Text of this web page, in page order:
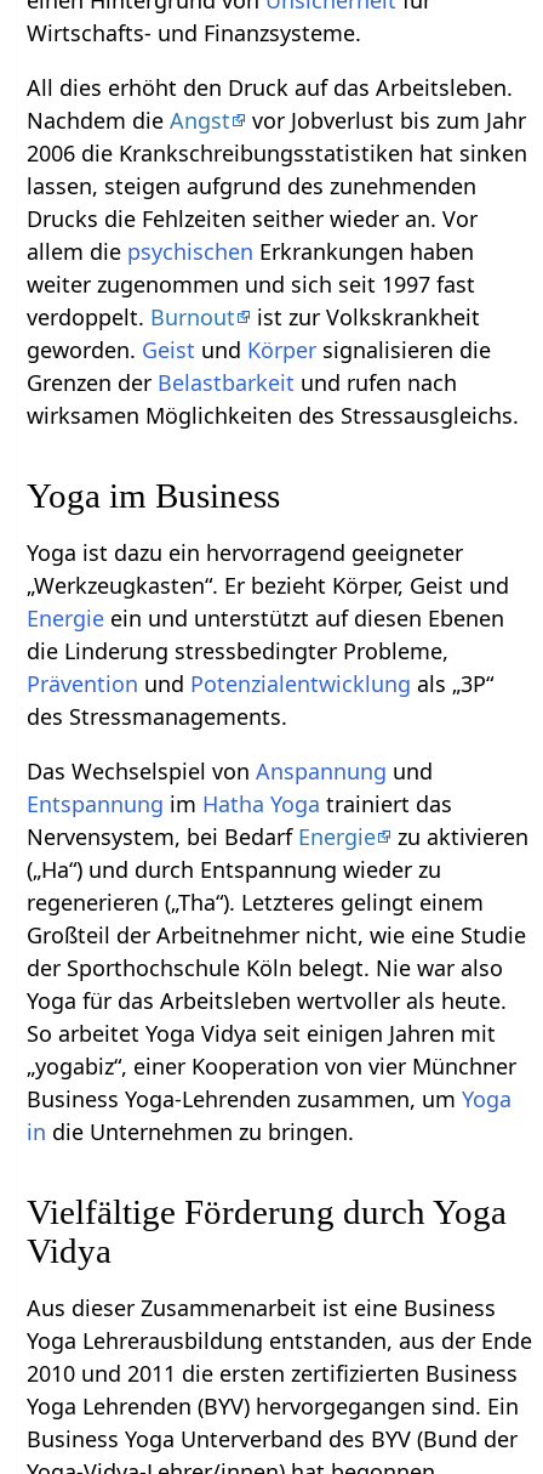
Wirtschafts- und Finanzsysteme.
All dies erhöht den Druck auf das Arbeitsleben.
Nachdem dieAngst
vor Jobverlust bis zum Jahr
2006 die Krankschreibungsstatistiken hat sinken
lassen, steigen aufgrund des zunehmenden
Drucks die Fehlzeiten seither wieder an. Vor
allem die psychischen Erkrankungen haben
weiter zugenommen und sich seit 1997 fast
verdoppelt. Burnout
ist zur Volkskrankheit
geworden. Geist und Körper signalisieren die
Grenzen der Belastbarkeit und rufen nach
wirksamen Möglichkeiten des Stressausgleichs.
Yoga im Business
Yoga ist dazu ein hervorragend geeigneter
„Werkzeugkasten“. Er bezieht Körper, Geist und
Energie ein und unterstützt auf diesen Ebenen
die Linderung stressbedingter Probleme,
Prävention und Potenzialentwicklung als „3P“
des Stressmanagements.
Das Wechselspiel vonAnspannung und
Entspannung im Hatha Yoga trainiert das
Nervensystem, bei Bedarf Energie
zu aktivieren
(„Ha“) und durch Entspannung wieder zu
regenerieren („Tha“). Letzteres gelingt einem
Großteil der Arbeitnehmer nicht, wie eine Studie
der Sporthochschule Köln belegt. Nie war also
Yoga für das Arbeitsleben wertvoller als heute.
So arbeitet Yoga Vidya seit einigen Jahren mit
„yogabiz“, einer Kooperation von vier Münchner
Business Yoga-Lehrenden zusammen, umYoga
in die Unternehmen zu bringen.
Vielfältige Förderung durch Yoga
Vidya
Aus dieser Zusammenarbeit ist eine Business
Yoga Lehrerausbildung entstanden, aus der Ende
2010 und 2011 die ersten zertifizierten Business
Yoga Lehrenden (BYV) hervorgegangen sind. Ein
Business Yoga Unterverband des BYV (Bund der